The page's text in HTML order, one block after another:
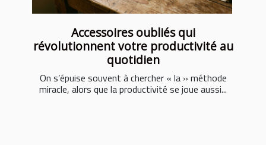
Accessoires oubliés qui
révolutionnent votre productivité au
quotidien
On s’épuise souvent à chercher « la » méthode
miracle, alors que la productivité se joue aussi...